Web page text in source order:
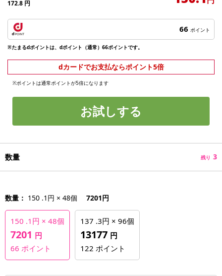
172.8 円
66 ポイント
※たまるdポイントは、dポイント（通常）66ポイントです。
dカードでお支払ならポイント5倍
※ポイントは通常ポイントが5倍になります
お試しする
数量 残り 3
数量： 150 .1円 × 48個 7201円
150 .1円 × 48個
7201 円
66 ポイント
137 .3円 × 96個
13177 円
122 ポイント